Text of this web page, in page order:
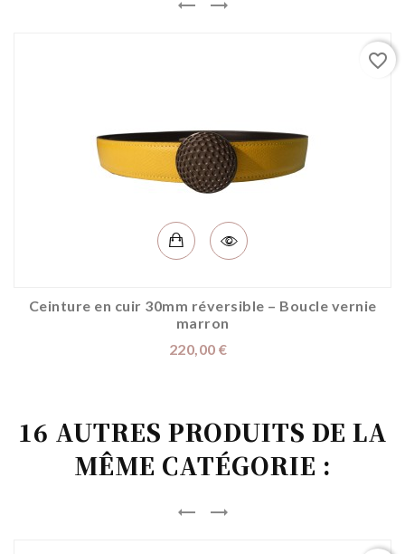
 
Ceinture en cuir 30mm réversible – Boucle vernie
marron
Prix
220,00 €
favorite_border
16 AUTRES PRODUITS DE LA
MÊME CATÉGORIE :
 